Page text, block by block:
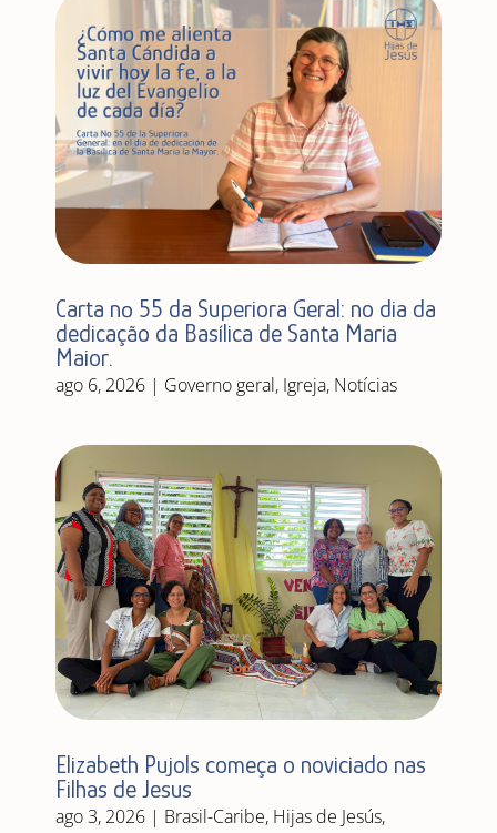
Carta nº 55 da Superiora Geral: no dia da
dedicação da Basílica de Santa Maria
Maior.
ago 6, 2026| Governo geral, Igreja, Notícias
Elizabeth Pujols começa o noviciado nas
Filhas de Jesus
ago 3, 2026| Brasil-Caribe, Hijas de Jesús,